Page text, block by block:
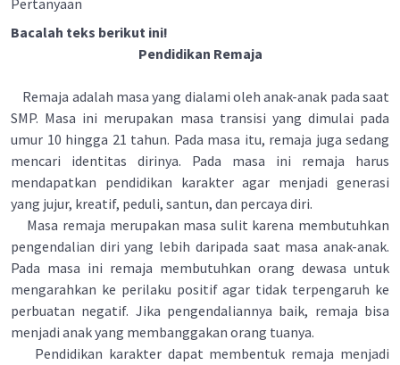
Pertanyaan
Bacalah teks berikut ini!
Pendidikan Remaja
Remaja adalah masa yang dialami oleh anak-anak pada saat
SMP. Masa ini merupakan masa transisi yang dimulai pada
umur 10 hingga 21 tahun. Pada masa itu, remaja juga sedang
mencari identitas dirinya. Pada masa ini remaja harus
mendapatkan pendidikan karakter agar menjadi generasi
yang jujur, kreatif, peduli, santun, dan percaya diri.
Masa remaja merupakan masa sulit karena membutuhkan
pengendalian diri yang lebih daripada saat masa anak-anak.
Pada masa ini remaja membutuhkan orang dewasa untuk
mengarahkan ke perilaku positif agar tidak terpengaruh ke
perbuatan negatif. Jika pengendaliannya baik, remaja bisa
menjadi anak yang membanggakan orang tuanya.
Pendidikan karakter dapat membentuk remaja menjadi